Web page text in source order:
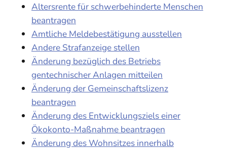
Altersrente für schwerbehinderte Menschen
beantragen
Amtliche Meldebestätigung ausstellen
Andere Strafanzeige stellen
Änderung bezüglich des Betriebs
gentechnischer Anlagen mitteilen
Änderung der Gemeinschaftslizenz
beantragen
Änderung des Entwicklungsziels einer
Ökokonto-Maßnahme beantragen
Änderung des Wohnsitzes innerhalb